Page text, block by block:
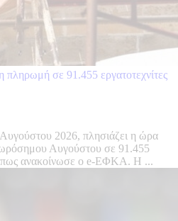
σε 91.455 εργατοτεχνίτες
2026, πλησιάζει η ώρα
Αυγούστου σε 91.455
όπως ανακοίνωσε ο e-ΕΦΚΑ. Η ...